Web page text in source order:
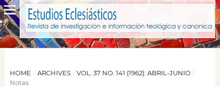
HOME / ARCHIVES / VOL. 37 NO. 141 (1962): ABRIL-JUNIO /
Notas